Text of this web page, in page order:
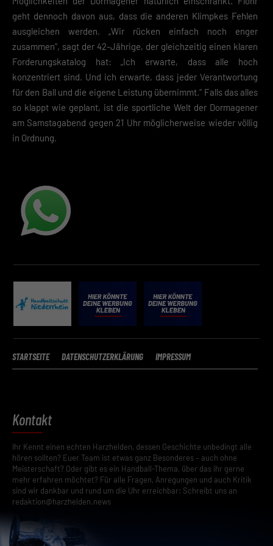
geht dennoch davon aus, dass die anderen Klimpkes Fehlen
ausgleichen werden. „Wir rücken einfach noch enger
zusammen“, sagt der 42-Jährige, der gleichzeitig einen klaren
Forderungskatalog hat: „Ich erwarte, dass alle hoch
konzentriert sind. Und ich erwarte, dass jeder Verantwortung
für den Ball und die eigene Leistung übernimmt.“ Falls das alles
so klappt wie geplant, ist die sportliche Welt der Dormagener
am Samstagabend gegen 21 Uhr möglicherweise wieder völlig
in Ordnung.
STARTSEITE DATENSCHUTZERKLÄRUNG IMPRESSUM
Kontakt
Ihr Kennt einen echten Harzhelden, dessen Geschichte unbedingt alle
hören sollten? Euer Team ist etwas ganz Besonderes – auch ohne
Meisterschaft? Oder gibt es ein Handball-Thema, über das ihr gerne
mehr erfahren möchtet? Für alle Fragen, Anregungen und auch Kritik
sind wir dankbar und rund um die Uhr erreichbar: Schreibt uns an
redaktion@harzhelden.news
Wenn du unter 16 Jahre alt bist und deine Zustimmung zu freiwilligen
Diensten geben möchtest, musst du deine Erziehungsberechtigten um
Erlaubnis bitten.
Hier finden Sie eine Übersicht über alle verwendeten Cookies. Sie
Ihre Einwilligung zu ganzen Kategorien geben oder sich weitere
Informationen anzeigen lassen und so nur bestimmte Cookies
auswählen.
Speichern
Essenzielle Cookies ermöglichen grundlegende Funktionen und sind für die
einwandfreie Funktion der Website erforderlich.